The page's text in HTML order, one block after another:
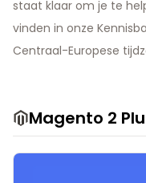
staat klaar om je te
vinden in onze
Centraal-Europese
Magento 2